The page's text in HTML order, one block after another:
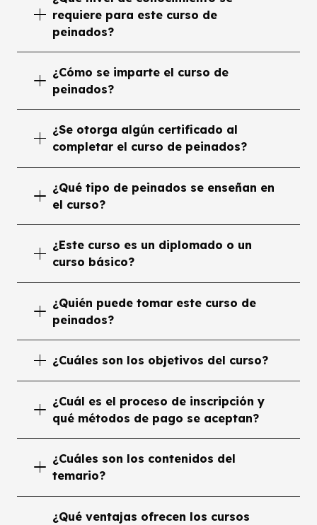
requiere para este curso de
peinados?
¿Cómo se imparte el curso de
peinados?
¿Se otorga algún certificado al
completar el curso de peinados?
¿Qué tipo de peinados se enseñan en
el curso?
¿Este curso es un diplomado o un
curso básico?
¿Quién puede tomar este curso de
peinados?
¿Cuáles son los objetivos del curso?
¿Cuál es el proceso de inscripción y
qué métodos de pago se aceptan?
¿Cuáles son los contenidos del
temario?
¿Qué ventajas ofrecen los cursos